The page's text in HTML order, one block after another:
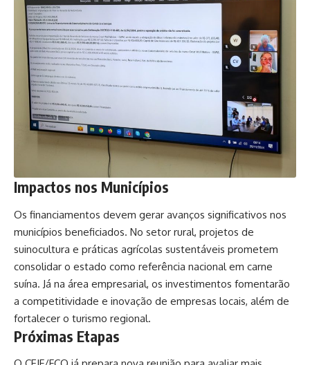
Impactos nos Municípios
Os financiamentos devem gerar avanços significativos nos
municípios beneficiados. No setor rural, projetos de
suinocultura e práticas agrícolas sustentáveis prometem
consolidar o estado como referência nacional em carne
suína. Já na área empresarial, os investimentos fomentarão
a competitividade e inovação de empresas locais, além de
fortalecer o turismo regional.
Próximas Etapas